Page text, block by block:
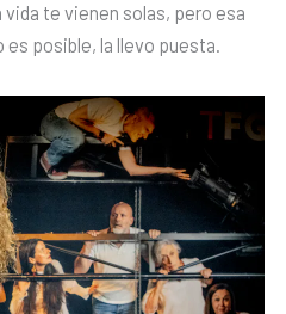
vida te vienen solas, pero esa
es posible, la llevo puesta.